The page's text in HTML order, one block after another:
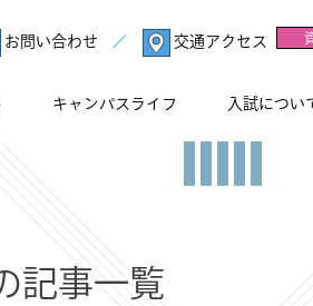
お問い合わせ 交通アクセス
キャンパスライフ 入試につい
記事一覧